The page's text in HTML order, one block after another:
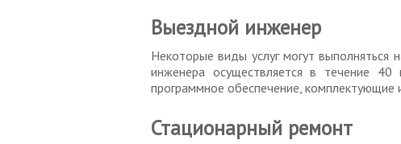
Выездной инженер
Некоторые виды услуг могут
инженера осуществляется в течение
программное обеспечение, комплектующие
Стационарный ремонт